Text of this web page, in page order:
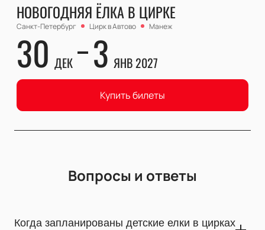
НОВОГОДНЯЯ ЁЛКА В ЦИРКЕ
Санкт-Петербург Цирк в Автово Манеж
30 ДЕК 3 ЯНВ 2027
Купить билеты
Вопросы и ответы
Когда запланированы детские елки в цирках